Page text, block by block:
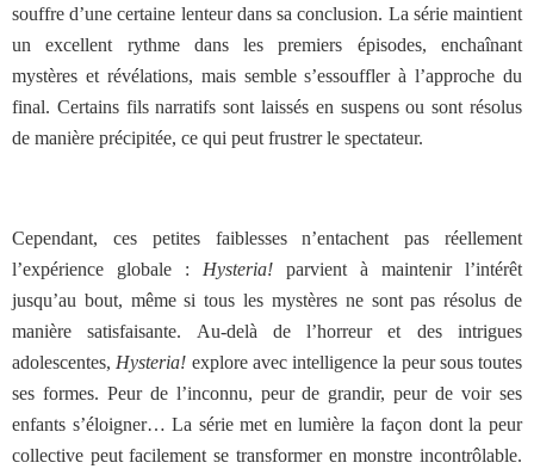
souffre d’une certaine lenteur dans sa conclusion. La série maintient
un excellent rythme dans les premiers épisodes, enchaînant
mystères et révélations, mais semble s’essouffler à l’approche du
final. Certains fils narratifs sont laissés en suspens ou sont résolus
de manière précipitée, ce qui peut frustrer le spectateur.
Cependant, ces petites faiblesses n’entachent pas réellement
l’expérience globale : Hysteria! parvient à maintenir l’intérêt
jusqu’au bout, même si tous les mystères ne sont pas résolus de
manière satisfaisante. Au-delà de l’horreur et des intrigues
adolescentes, Hysteria! explore avec intelligence la peur sous toutes
ses formes. Peur de l’inconnu, peur de grandir, peur de voir ses
enfants s’éloigner… La série met en lumière la façon dont la peur
collective peut facilement se transformer en monstre incontrôlable.